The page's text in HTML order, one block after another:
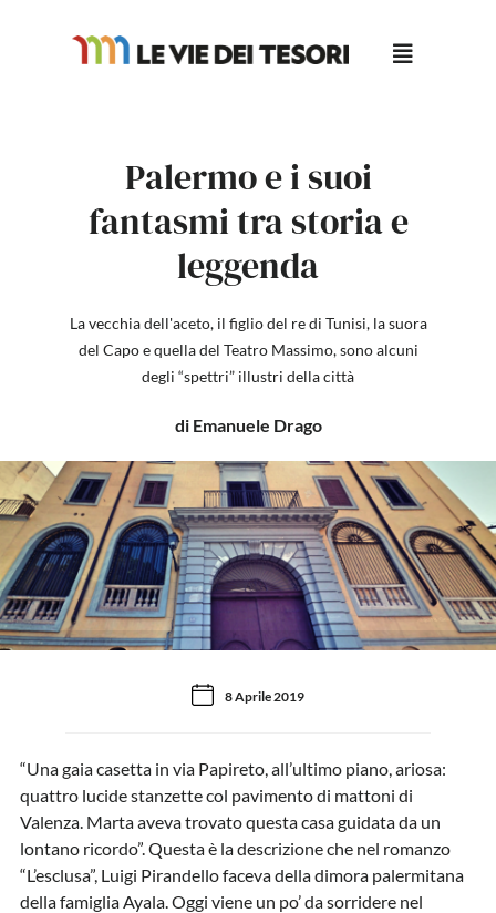
Palermo e i suoi
fantasmi tra storia e
leggenda
La vecchia dell'aceto, il figlio del re di Tunisi, la suora
del Capo e quella del Teatro Massimo, sono alcuni
degli “spettri” illustri della città
di Emanuele Drago
8 Aprile 2019
“Una gaia casetta in via Papireto, all’ultimo piano, ariosa:
quattro lucide stanzette col pavimento di mattoni di
Valenza. Marta aveva trovato questa casa guidata da un
lontano ricordo”. Questa è la descrizione che nel romanzo
“L’esclusa”, Luigi Pirandello faceva della dimora palermitana
della famiglia Ayala. Oggi viene un po’ da sorridere nel